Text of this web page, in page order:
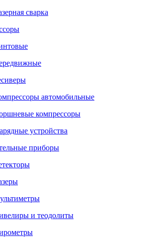
сварка
автомобильные
компрессоры
устройства
приборы
и теодолиты